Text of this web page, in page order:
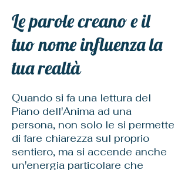
Le parole creano e il
tuo nome influenza la
tua realtà
Quando si fa una lettura del
Piano dell'Anima ad una
persona, non solo le si permette
di fare chiarezza sul proprio
sentiero, ma si accende anche
un'energia particolare che